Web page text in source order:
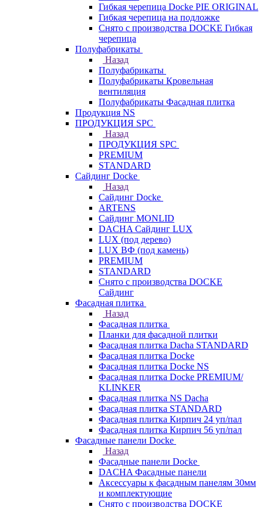
Гибкая черепица Docke PIE ОRIGINАL
Гибкая черепица на подложке
Снято с производства DOCKE Гибкая
черепица
Полуфабрикаты
Назад
Полуфабрикаты
Полуфабрикаты Кровельная
вентиляция
Полуфабрикаты Фасадная плитка
Продукция NS
ПРОДУКЦИЯ SPC
Назад
ПРОДУКЦИЯ SPC
PREMIUM
STANDARD
Сайдинг Docke
Назад
Сайдинг Docke
ARTENS
Cайдинг MONLID
DACHA Сайдинг LUX
LUX (под дерево)
LUX ВФ (под камень)
PREMIUM
STANDARD
Снято с производства DOCKE
Сайдинг
Фасадная плитка
Назад
Фасадная плитка
Планки для фасадной плитки
Фасадная плитка Dacha STANDARD
Фасадная плитка Docke
Фасадная плитка Docke NS
Фасадная плитка Docke PREMIUM/
KLINKER
Фасадная плитка NS Dacha
Фасадная плитка STANDARD
Фасадная плитка Кирпич 24 уп/пал
Фасадная плитка Кирпич 56 уп/пал
Фасадные панели Docke
Назад
Фасадные панели Docke
DACHA Фасадные панели
Аксессуары к фасадным панелям 30мм
и комплектующие
Снято с производства DOCKE